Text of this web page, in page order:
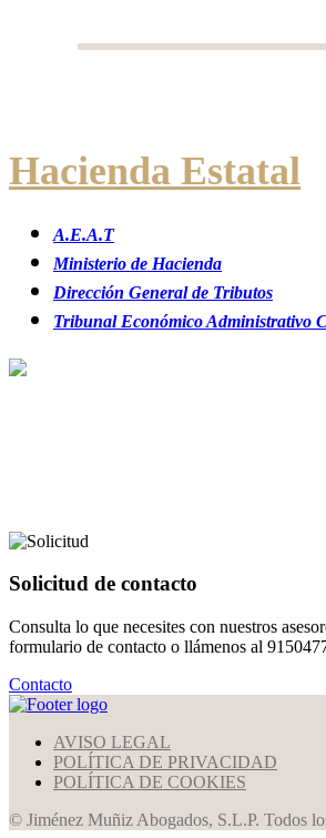
Hacienda Estatal
A.E.A.T
Ministerio de Hacienda
Dirección General de Tributos
Tribunal Económico Administrativo
Solicitud de contacto
Consulta lo que necesites con nuestros
formulario de contacto o llámenos al
Contacto
AVISO LEGAL
POLÍTICA DE PRIVACIDAD
POLÍTICA DE COOKIES
© Jiménez Muñiz Abogados, S.L.P. Todos